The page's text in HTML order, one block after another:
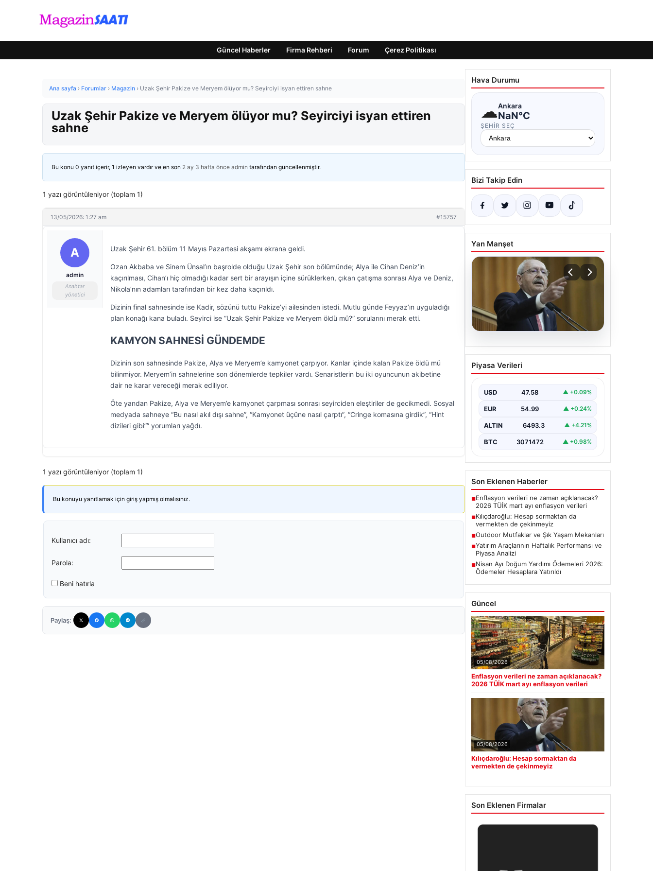
Güncel Haberler Firma Rehberi Forum Çerez Politikası
Ana sayfa › Forumlar › Magazin › Uzak Şehir Pakize ve Meryem ölüyor mu? Seyirciyi isyan ettiren sahne
Uzak Şehir Pakize ve Meryem ölüyor mu? Seyirciyi isyan ettiren
sahne
Bu konu 0 yanıt içerir, 1 izleyen vardır ve en son 2 ay 3 hafta önce admin tarafından güncellenmiştir.
1 yazı görüntüleniyor (toplam 1)
13/05/2026: 1:27 am #15757
A
admin
Anahtar
yönetici
Uzak Şehir 61. bölüm 11 Mayıs Pazartesi akşamı ekrana geldi.
Ozan Akbaba ve Sinem Ünsal’ın başrolde olduğu Uzak Şehir son bölümünde; Alya ile Cihan Deniz’in
kaçırılması, Cihan’ı hiç olmadığı kadar sert bir arayışın içine sürüklerken, çıkan çatışma sonrası Alya ve Deniz,
Nikola’nın adamları tarafından bir kez daha kaçırıldı.
Dizinin final sahnesinde ise Kadir, sözünü tuttu Pakize’yi ailesinden istedi. Mutlu günde Feyyaz’ın uyguladığı
plan konağı kana buladı. Seyirci ise “Uzak Şehir Pakize ve Meryem öldü mü?” sorularını merak etti.
KAMYON SAHNESİ GÜNDEMDE
Dizinin son sahnesinde Pakize, Alya ve Meryem’e kamyonet çarpıyor. Kanlar içinde kalan Pakize öldü mü
bilinmiyor. Meryem’in sahnelerine son dönemlerde tepkiler vardı. Senaristlerin bu iki oyuncunun akibetine
dair ne karar vereceği merak ediliyor.
Öte yandan Pakize, Alya ve Meryem’e kamyonet çarpması sonrası seyirciden eleştiriler de gecikmedi. Sosyal
medyada sahneye “Bu nasıl akıl dışı sahne”, “Kamyonet üçüne nasıl çarptı”, “Cringe komasına girdik”, “Hint
dizileri gibi”” yorumları yağdı.
1 yazı görüntüleniyor (toplam 1)
Bu konuyu yanıtlamak için giriş yapmış olmalısınız.
Kullanıcı adı:
Parola:
Beni hatırla
Paylaş:
Hava Durumu
☁Ankara
NaN°C
ŞEHIR SEÇ
Bizi Takip Edin
Yan Manşet
Kılıçdaroğlu: Hesap
sormaktan da vermekten
Piyasa Verileri
USD 47.58 ▲ +0.09%
EUR 54.99 ▲ +0.24%
ALTIN 6493.3 ▲ +4.21%
BTC 3071472 ▲ +0.98%
Son Eklenen Haberler
■Enflasyon verileri ne zaman açıklanacak?
2026 TÜİK mart ayı enflasyon verileri
■Kılıçdaroğlu: Hesap sormaktan da
vermekten de çekinmeyiz
■Outdoor Mutfaklar ve Şık Yaşam Mekanları
■Yatırım Araçlarının Haftalık Performansı ve
Piyasa Analizi
■Nisan Ayı Doğum Yardımı Ödemeleri 2026:
Ödemeler Hesaplara Yatırıldı
Güncel
05/08/2026
Enflasyon verileri ne zaman açıklanacak?
2026 TÜİK mart ayı enflasyon verileri
05/08/2026
Kılıçdaroğlu: Hesap sormaktan da
vermekten de çekinmeyiz
Son Eklenen Firmalar